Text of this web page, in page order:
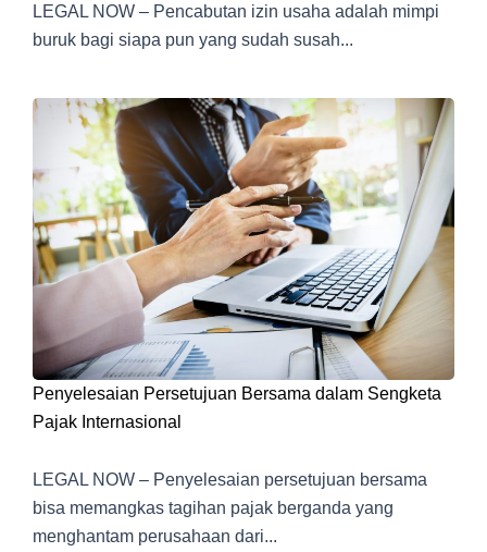
LEGAL NOW – Pencabutan izin usaha adalah mimpi
buruk bagi siapa pun yang sudah susah...
Penyelesaian Persetujuan Bersama dalam Sengketa
Pajak Internasional
LEGAL NOW – Penyelesaian persetujuan bersama
bisa memangkas tagihan pajak berganda yang
menghantam perusahaan dari...